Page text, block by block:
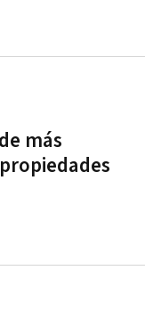
más